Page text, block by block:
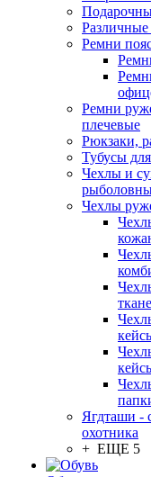
Различные
Ремни
Ремни
плечевые
Рюкзаки,
Тубусы
Чехлы и
Чехлы
Ягдташи -
охотника
+ ЕЩЕ 5